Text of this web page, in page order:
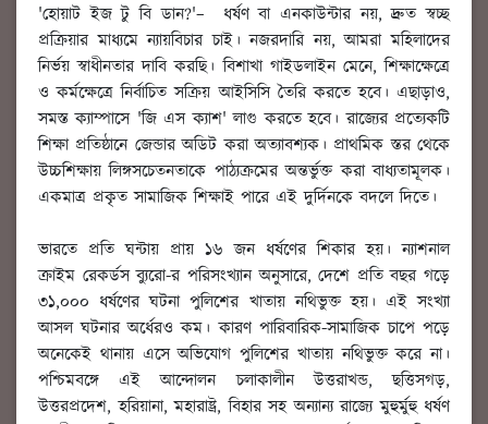
'হোয়াট ইজ টু বি ডান?'– ধর্ষণ বা এনকাউন্টার নয়, দ্রুত স্বচ্ছ
প্রক্রিয়ার মাধ্যমে ন্যায়বিচার চাই। নজরদারি নয়, আমরা মহিলাদের
নির্ভয় স্বাধীনতার দাবি করছি। বিশাখা গাইডলাইন মেনে, শিক্ষাক্ষেত্রে
ও কর্মক্ষেত্রে নির্বাচিত সক্রিয় আইসিসি তৈরি করতে হবে। এছাড়াও,
সমস্ত ক্যাম্পাসে 'জি এস ক্যাশ' লাগু করতে হবে। রাজ্যের প্রত্যেকটি
শিক্ষা প্রতিষ্ঠানে জেন্ডার অডিট করা অত্যাবশ্যক। প্রাথমিক স্তর থেকে
উচ্চশিক্ষায় লিঙ্গসচেতনতাকে পাঠ্যক্রমের অন্তর্ভুক্ত করা বাধ্যতামূলক।
একমাত্র প্রকৃত সামাজিক শিক্ষাই পারে এই দুর্দিনকে বদলে দিতে।
ভারতে প্রতি ঘন্টায় প্রায় ১৬ জন ধর্ষণের শিকার হয়। ন্যাশনাল
ক্রাইম রেকর্ডস ব্যুরো-র পরিসংখ্যান অনুসারে, দেশে প্রতি বছর গড়ে
৩১,০০০ ধর্ষণের ঘটনা পুলিশের খাতায় নথিভুক্ত হয়। এই সংখ্যা
আসল ঘটনার অর্ধেরও কম। কারণ পারিবারিক-সামাজিক চাপে পড়ে
অনেকেই থানায় এসে অভিযোগ পুলিশের খাতায় নথিভুক্ত করে না।
পশ্চিমবঙ্গে এই আন্দোলন চলাকালীন উত্তরাখন্ড, ছত্তিসগড়,
উত্তরপ্রদেশ, হরিয়ানা, মহারাষ্ট্র, বিহার সহ অন্যান্য রাজ্যে মুহুর্মুহু ধর্ষণ